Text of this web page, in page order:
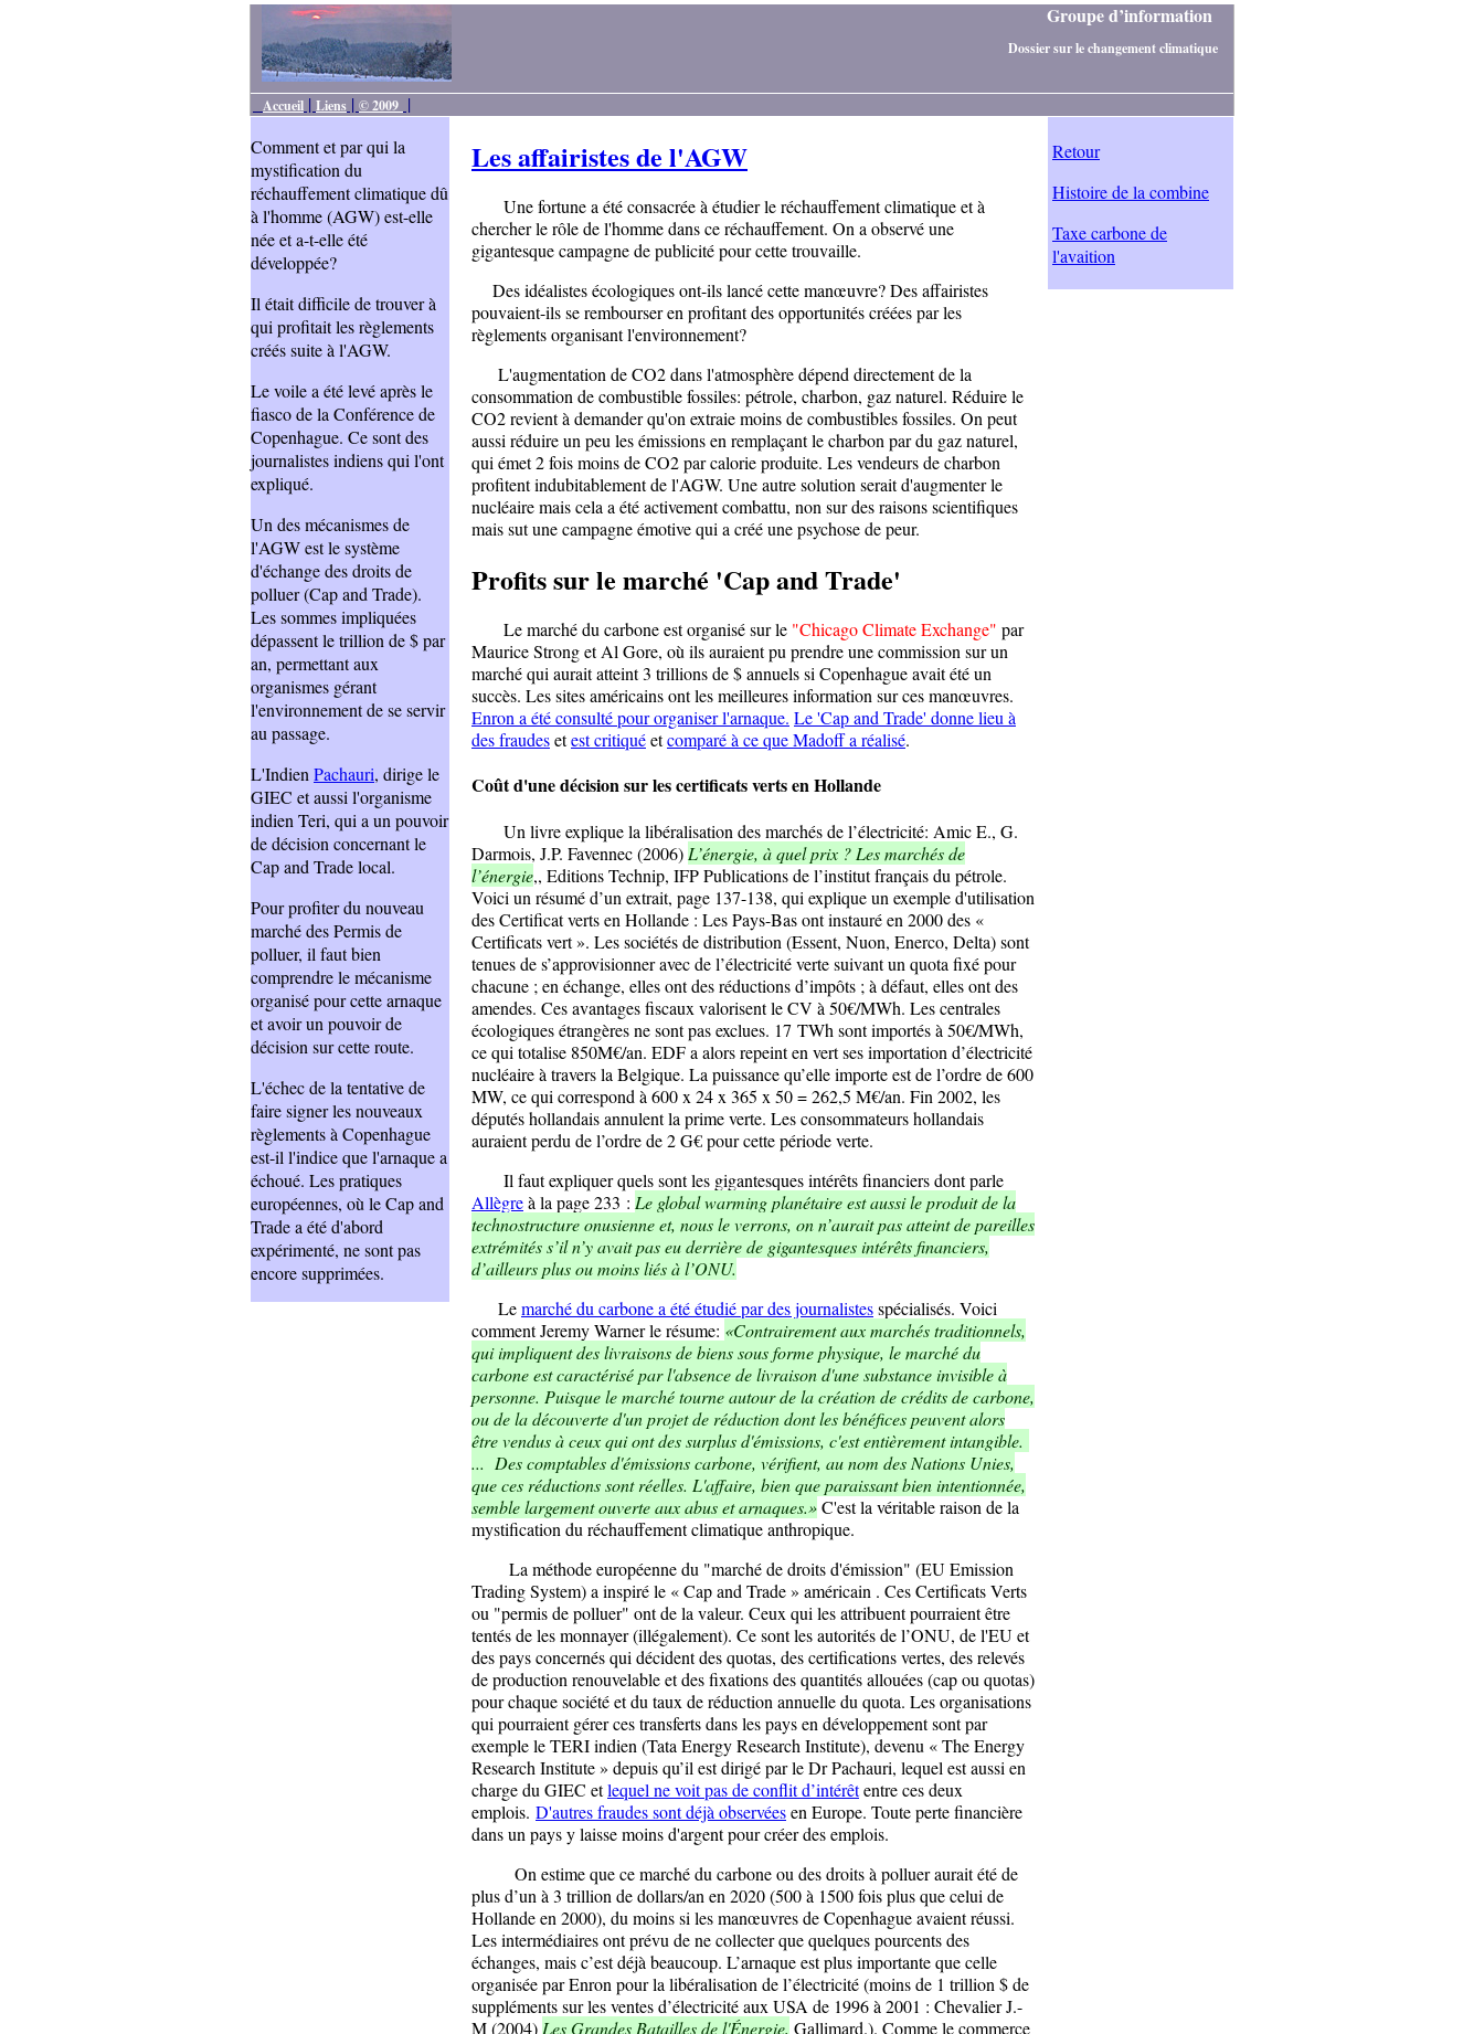
Groupe d’information
Dossier sur le changement climatique
Accueil | Liens | © 2009 |
Comment et par qui la
mystification du
réchauffement climatique dû
à l'homme (AGW) est-elle
née et a-t-elle été
développée?
Il était difficile de trouver à
qui profitait les règlements
créés suite à l'AGW.
Le voile a été levé après le
fiasco de la Conférence de
Copenhague. Ce sont des
journalistes indiens qui l'ont
expliqué.
Un des mécanismes de
l'AGW est le système
d'échange des droits de
polluer (Cap and Trade).
Les sommes impliquées
dépassent le trillion de $ par
an, permettant aux
organismes gérant
l'environnement de se servir
au passage.
L'IndienPachauri, dirige le
GIEC et aussi l'organisme
indien Teri, qui a un pouvoir
de décision concernant le
Cap and Trade local.
Pour profiter du nouveau
marché des Permis de
polluer, il faut bien
comprendre le mécanisme
organisé pour cette arnaque
et avoir un pouvoir de
décision sur cette route.
L'échec de la tentative de
faire signer les nouveaux
règlements à Copenhague
est-il l'indice que l'arnaque a
échoué. Les pratiques
européennes, où le Cap and
Trade a été d'abord
expérimenté, ne sont pas
encore supprimées.
Les affairistes de l'AGW
Une fortune a été consacrée à étudier le réchauffement climatique et à
chercher le rôle de l'homme dans ce réchauffement. On a observé une
gigantesque campagne de publicité pour cette trouvaille.
Des idéalistes écologiques ont-ils lancé cette manœuvre? Des affairistes
pouvaient-ils se rembourser en profitant des opportunités créées par les
règlements organisant l'environnement?
L'augmentation de CO2 dans l'atmosphère dépend directement de la
consommation de combustible fossiles: pétrole, charbon, gaz naturel. Réduire le
CO2 revient à demander qu'on extraie moins de combustibles fossiles. On peut
aussi réduire un peu les émissions en remplaçant le charbon par du gaz naturel,
qui émet 2 fois moins de CO2 par calorie produite. Les vendeurs de charbon
profitent indubitablement de l'AGW. Une autre solution serait d'augmenter le
nucléaire mais cela a été activement combattu, non sur des raisons scientifiques
mais sut une campagne émotive qui a créé une psychose de peur.
Profits sur le marché 'Cap and Trade'
Le marché du carbone est organisé sur le "Chicago Climate Exchange" par
Maurice Strong et Al Gore, où ils auraient pu prendre une commission sur un
marché qui aurait atteint 3 trillions de $ annuels si Copenhague avait été un
succès. Les sites américains ont les meilleures information sur ces manœuvres.
Enron a été consulté pour organiser l'arnaque. Le 'Cap and Trade' donne lieu à
des fraudesetest critiquéetcomparé à ce que Madoff a réalisé.
Coût d'une décision sur les certificats verts en Hollande
Un livre explique la libéralisation des marchés de l’électricité: Amic E., G.
Darmois, J.P. Favennec (2006) L’énergie, à quel prix ? Les marchés de
l’énergie,, Editions Technip, IFP Publications de l’institut français du pétrole.
Voici un résumé d’un extrait, page 137-138, qui explique un exemple d'utilisation
des Certificat verts en Hollande : Les Pays-Bas ont instauré en 2000 des «
Certificats vert ». Les sociétés de distribution (Essent, Nuon, Enerco, Delta) sont
tenues de s’approvisionner avec de l’électricité verte suivant un quota fixé pour
chacune ; en échange, elles ont des réductions d’impôts ; à défaut, elles ont des
amendes. Ces avantages fiscaux valorisent le CV à 50€/MWh. Les centrales
écologiques étrangères ne sont pas exclues. 17 TWh sont importés à 50€/MWh,
ce qui totalise 850M€/an. EDF a alors repeint en vert ses importation d’électricité
nucléaire à travers la Belgique. La puissance qu’elle importe est de l’ordre de 600
MW, ce qui correspond à 600 x 24 x 365 x 50 = 262,5 M€/an. Fin 2002, les
députés hollandais annulent la prime verte. Les consommateurs hollandais
auraient perdu de l’ordre de 2 G€ pour cette période verte.
Il faut expliquer quels sont les gigantesques intérêts financiers dont parle
Allègreà la page 233 : Le global warming planétaire est aussi le produit de la
technostructure onusienne et, nous le verrons, on n’aurait pas atteint de pareilles
extrémités s’il n’y avait pas eu derrière de gigantesques intérêts financiers,
d’ailleurs plus ou moins liés à l’ONU.
Lemarché du carbone a été étudié par des journalistesspécialisés. Voici
comment Jeremy Warner le résume: «Contrairement aux marchés traditionnels,
qui impliquent des livraisons de biens sous forme physique, le marché du
carbone est caractérisé par l'absence de livraison d'une substance invisible à
personne. Puisque le marché tourne autour de la création de crédits de carbone,
ou de la découverte d'un projet de réduction dont les bénéfices peuvent alors
être vendus à ceux qui ont des surplus d'émissions, c'est entièrement intangible.
... Des comptables d'émissions carbone, vérifient, au nom des Nations Unies,
que ces réductions sont réelles. L'affaire, bien que paraissant bien intentionnée,
semble largement ouverte aux abus et arnaques.»C'est la véritable raison de la
mystification du réchauffement climatique anthropique.
La méthode européenne du "marché de droits d'émission" (EU Emission
Trading System) a inspiré le « Cap and Trade » américain . Ces Certificats Verts
ou "permis de polluer" ont de la valeur. Ceux qui les attribuent pourraient être
tentés de les monnayer (illégalement). Ce sont les autorités de l’ONU, de l'EU et
des pays concernés qui décident des quotas, des certifications vertes, des relevés
de production renouvelable et des fixations des quantités allouées (cap ou quotas)
pour chaque société et du taux de réduction annuelle du quota. Les organisations
qui pourraient gérer ces transferts dans les pays en développement sont par
exemple le TERI indien (Tata Energy Research Institute), devenu « The Energy
Research Institute » depuis qu’il est dirigé par le Dr Pachauri, lequel est aussi en
charge du GIEC etlequel ne voit pas de conflit d’intérêtentre ces deux
emplois. D'autres fraudes sont déjà observéesen Europe. Toute perte financière
dans un pays y laisse moins d'argent pour créer des emplois.
On estime que ce marché du carbone ou des droits à polluer aurait été de
plus d’un à 3 trillion de dollars/an en 2020 (500 à 1500 fois plus que celui de
Hollande en 2000), du moins si les manœuvres de Copenhague avaient réussi.
Les intermédiaires ont prévu de ne collecter que quelques pourcents des
échanges, mais c’est déjà beaucoup. L’arnaque est plus importante que celle
organisée par Enron pour la libéralisation de l’électricité (moins de 1 trillion $ de
suppléments sur les ventes d’électricité aux USA de 1996 à 2001 : Chevalier J.-
M (2004) Les Grandes Batailles de l'Énergie, Gallimard.). Comme le commerce
Retour
Histoire de la combine
Taxe carbone de
l'avaition